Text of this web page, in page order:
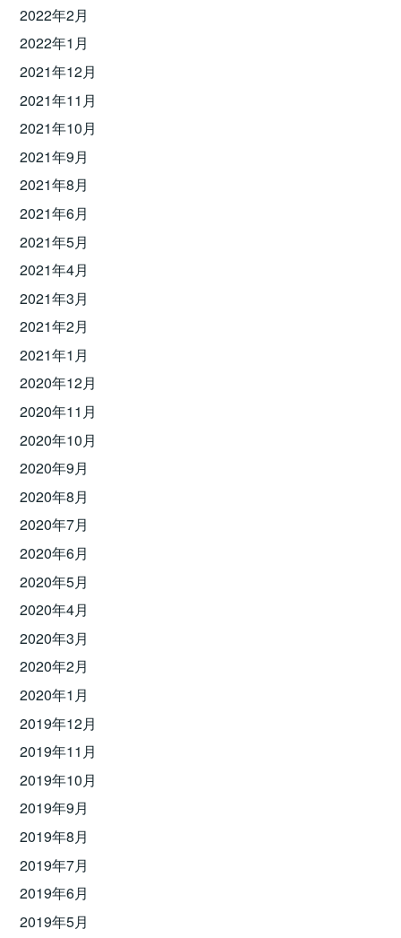
2022年2月
2022年1月
2021年12月
2021年11月
2021年10月
2021年9月
2021年8月
2021年6月
2021年5月
2021年4月
2021年3月
2021年2月
2021年1月
2020年12月
2020年11月
2020年10月
2020年9月
2020年8月
2020年7月
2020年6月
2020年5月
2020年4月
2020年3月
2020年2月
2020年1月
2019年12月
2019年11月
2019年10月
2019年9月
2019年8月
2019年7月
2019年6月
2019年5月